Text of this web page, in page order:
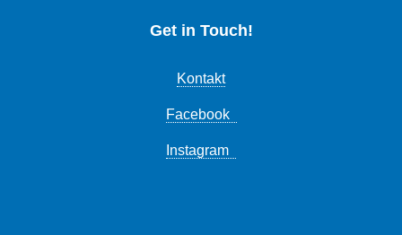
Get in Touch!
Kontakt
Facebook
Instagram